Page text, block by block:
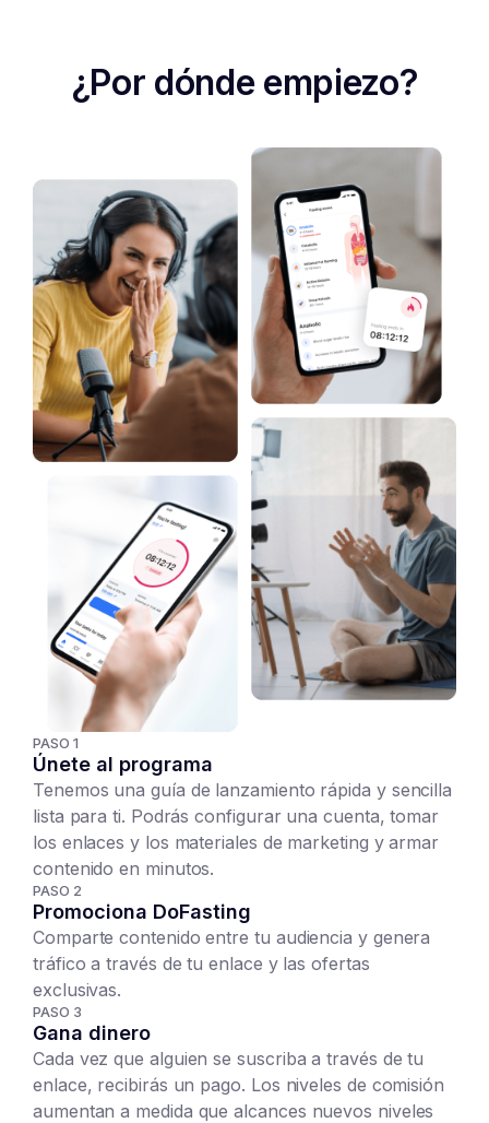
¿Por dónde empiezo?
PASO 1
Únete al programa
Tenemos una guía de lanzamiento rápida y sencilla
lista para ti. Podrás configurar una cuenta, tomar
los enlaces y los materiales de marketing y armar
contenido en minutos.
PASO 2
Promociona DoFasting
Comparte contenido entre tu audiencia y genera
tráfico a través de tu enlace y las ofertas
exclusivas.
PASO 3
Gana dinero
Cada vez que alguien se suscriba a través de tu
enlace, recibirás un pago. Los niveles de comisión
aumentan a medida que alcances nuevos niveles